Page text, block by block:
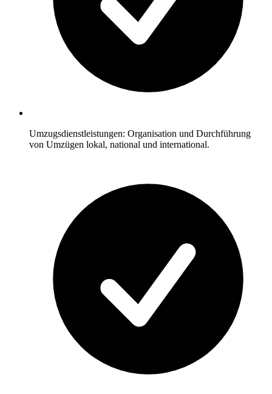
Umzugsdienstleistungen: Organisation und Durchführung
von Umzügen lokal, national und international.